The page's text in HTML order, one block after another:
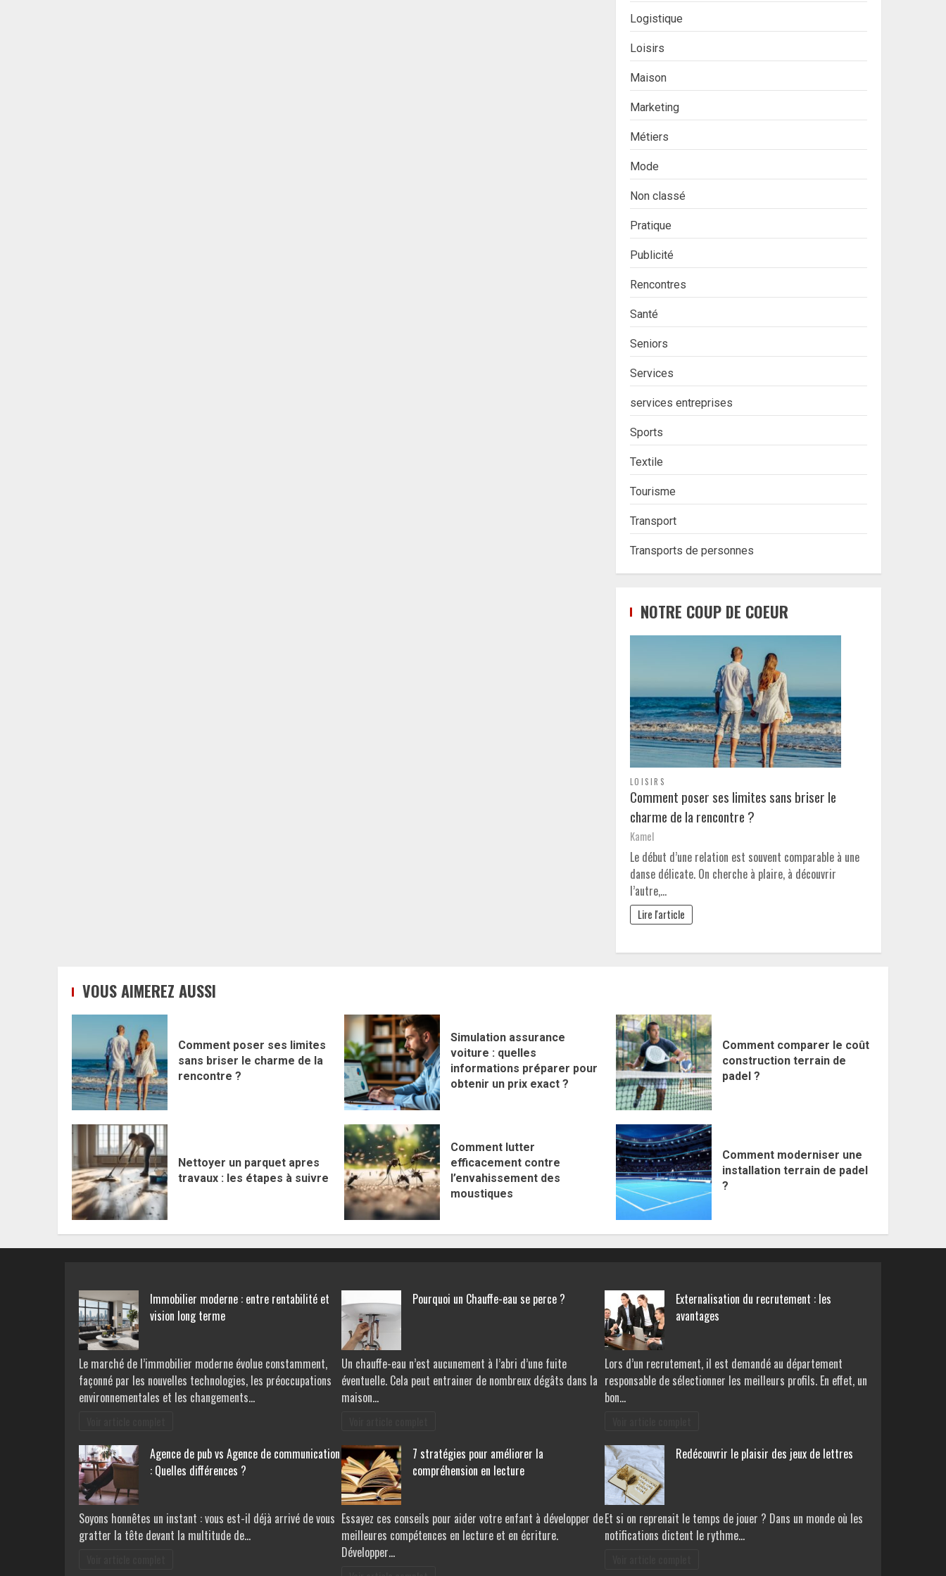
Logistique
Loisirs
Maison
Marketing
Métiers
Mode
Non classé
Pratique
Publicité
Rencontres
Santé
Seniors
Services
services entreprises
Sports
Textile
Tourisme
Transport
Transports de personnes
NOTRE COUP DE COEUR
LOISIRS
Comment poser ses limites sans briser le
charme de la rencontre ?
Kamel
Le début d’une relation est souvent comparable à une
danse délicate. On cherche à plaire, à découvrir
l’autre,…
Lire l'article
VOUS AIMEREZ AUSSI
Comment poser ses limites
sans briser le charme de la
rencontre ?
Simulation assurance
voiture : quelles
informations préparer pour
obtenir un prix exact ?
Comment comparer le coût
construction terrain de
padel ?
Nettoyer un parquet apres
travaux : les étapes à suivre
Comment lutter
efficacement contre
l’envahissement des
moustiques
Comment moderniser une
installation terrain de padel
?
Immobilier moderne : entre rentabilité et
vision long terme
Le marché de l’immobilier moderne évolue constamment,
façonné par les nouvelles technologies, les préoccupations
environnementales et les changements…
Pourquoi un Chauffe-eau se perce ?
Un chauffe-eau n’est aucunement à l’abri d’une fuite
éventuelle. Cela peut entrainer de nombreux dégâts dans la
maison…
Externalisation du recrutement : les
avantages
Lors d’un recrutement, il est demandé au département
responsable de sélectionner les meilleurs profils. En effet, un
bon…
Agence de pub vs Agence de communication
: Quelles différences ?
Soyons honnêtes un instant : vous est-il déjà arrivé de vous
gratter la tête devant la multitude de…
7 stratégies pour améliorer la
compréhension en lecture
Essayez ces conseils pour aider votre enfant à développer de
meilleures compétences en lecture et en écriture.
Développer…
Redécouvrir le plaisir des jeux de lettres
Et si on reprenait le temps de jouer ? Dans un monde où les
notifications dictent le rythme…